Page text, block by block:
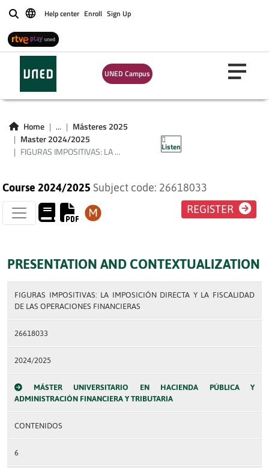
BuscarHelp center Enroll Sign Up
UNED Campus
Home ...
Másteres 2025
Master 2024/2025
FIGURAS IMPOSITIVAS: LA ...
Listen
IMPOSICIÓN
DIRECTA Y LA
FISCALIDAD DE LAS
OPERACIONES
FINANCIERAS
Course 2024/2025 Subject code: 26618033
REGISTER
PRESENTATION AND CONTEXTUALIZATION
FIGURAS IMPOSITIVAS: LA IMPOSICIÓN DIRECTA Y LA FISCALIDAD
DE LAS OPERACIONES FINANCIERAS
26618033
2024/2025
MÁSTER UNIVERSITARIO EN HACIENDA PÚBLICA Y
ADMINISTRACIÓN FINANCIERA Y TRIBUTARIA
CONTENIDOS
6